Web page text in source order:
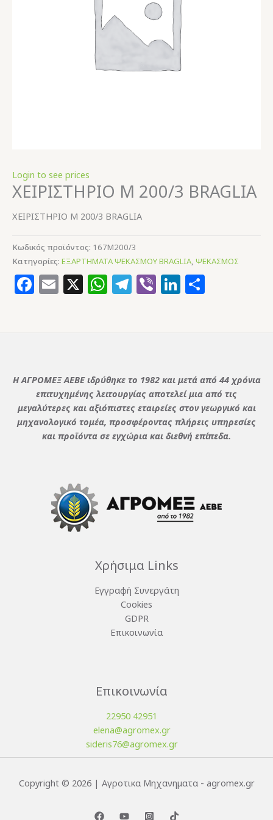
Login to see prices
ΧΕΙΡΙΣΤΗΡΙΟ Μ 200/3 BRAGLIA
ΧΕΙΡΙΣΤΗΡΙΟ Μ 200/3 BRAGLIA
Κωδικός προϊόντος: 167Μ200/3
Κατηγορίες: ΕΞΑΡΤΗΜΑΤΑ ΨΕΚΑΣΜΟΥ BRAGLIA, ΨΕΚΑΣΜΟΣ
Facebook
Email
X WhatsApp
Telegram
ViberLinkedIn
Η ΑΓΡΟΜΕΞ ΑΕΒΕ ιδρύθηκε το 1982 και μετά από 44 χρόνια
επιτυχημένης λειτουργίας αποτελεί μια από τις
μεγαλύτερες και αξιόπιστες εταιρείες στον γεωργικό και
μηχανολογικό τομέα, προσφέροντας πλήρεις υπηρεσίες
και προϊόντα σε εγχώρια και διεθνή επίπεδα.
Χρήσιμα Links
Εγγραφή Συνεργάτη
Cookies
GDPR
Επικοινωνία
Επικοινωνία
22950 42951
elena@agromex.gr
sideris76@agromex.gr
Copyright © 2026 | Αγροτικα Μηχανηματα - agromex.gr